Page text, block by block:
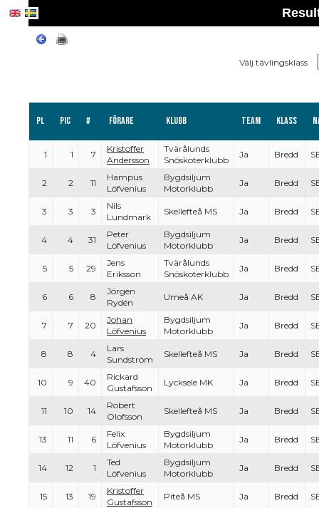
Välj tävlingsklass
Pl PIC # Förare Klubb Team Klass
1 1 7
Kristoffer
Andersson
Tvärålunds
Snöskoterklubb
Ja Bredd
2 2 11
Hampus
Löfvenius
Bygdsiljum
Motorklubb
Ja Bredd
3 3 3
Nils
Lundmark
Skellefteå MS Ja Bredd
4 4 31
Peter
Löfvenius
Bygdsiljum
Motorklubb
Ja Bredd
5 5 29
Jens
Eriksson
Tvärålunds
Snöskoterklubb
Ja Bredd
6 6 8
Jörgen
Rydén
Umeå AK Ja Bredd
7 7 20
Johan
Löfvenius
Bygdsiljum
Motorklubb
Ja Bredd
8 8 4
Lars
Sundström
Skellefteå MS Ja Bredd
10 9 40
Rickard
Gustafsson
Lycksele MK Ja Bredd
11 10 14
Robert
Olofsson
Skellefteå MS Ja Bredd
13 11 6
Felix
Löfvenius
Bygdsiljum
Motorklubb
Ja Bredd
14 12 1
Ted
Löfvenius
Bygdsiljum
Motorklubb
Ja Bredd
15 13 19
Kristoffer
Gustafsson
Piteå MS Ja Bredd